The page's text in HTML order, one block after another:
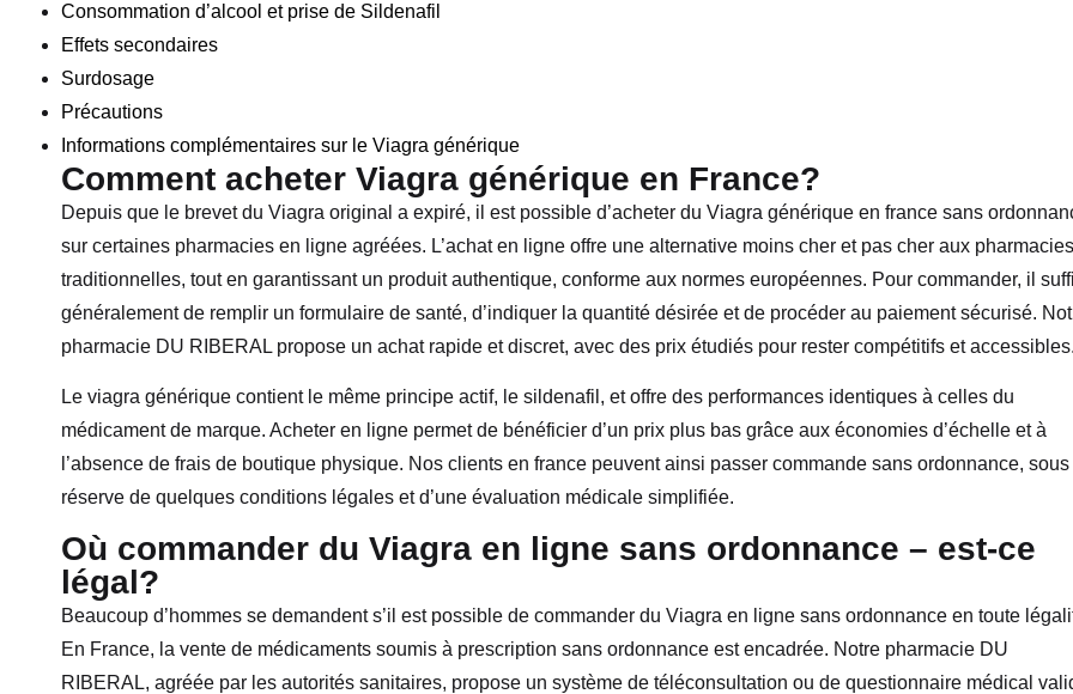
Consommation d’alcool et prise de Sildenafil
Effets secondaires
Surdosage
Précautions
Informations complémentaires sur le Viagra générique
Comment acheter Viagra générique en France?
Depuis que le brevet du Viagra original a expiré, il est possible d’acheter du Viagra générique en france sans
sur certaines pharmacies en ligne agréées. L’achat en ligne offre une alternative moins cher et pas cher aux pharmacies
traditionnelles, tout en garantissant un produit authentique, conforme aux normes européennes. Pour commander, il
généralement de remplir un formulaire de santé, d’indiquer la quantité désirée et de procéder au paiement sécurisé.
pharmacie DU RIBERAL propose un achat rapide et discret, avec des prix étudiés pour rester compétitifs et
Le viagra générique contient le même principe actif, le sildenafil, et offre des performances identiques à celles du
médicament de marque. Acheter en ligne permet de bénéficier d’un prix plus bas grâce aux économies d’échelle et à
l’absence de frais de boutique physique. Nos clients en france peuvent ainsi passer commande sans ordonnance, sous
réserve de quelques conditions légales et d’une évaluation médicale simplifiée.
Où commander du Viagra en ligne sans ordonnance – est-ce
légal?
Beaucoup d’hommes se demandent s’il est possible de commander du Viagra en ligne sans ordonnance en toute
En France, la vente de médicaments soumis à prescription sans ordonnance est encadrée. Notre pharmacie DU
RIBERAL, agréée par les autorités sanitaires, propose un système de téléconsultation ou de questionnaire médical